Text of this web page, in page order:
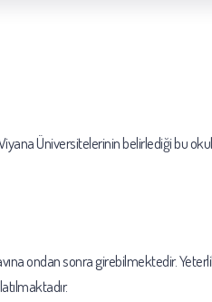
Üniversitelerinin belirlediği bu
ondan sonra girebilmektedir.